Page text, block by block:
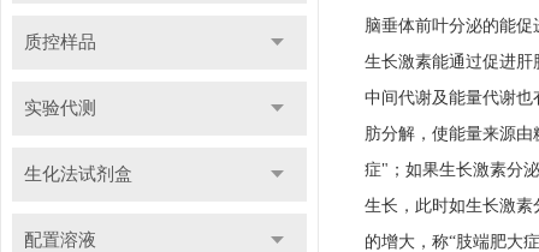
质控样品
实验代测
生化法试剂盒
配置溶液
脑垂体前叶分泌的能促
生长激素能通过促进
中间代谢及能量代谢
肪分解，使能量来源
症"；如果生长激素分
生长，此时如生长激
的增大，称“肢端肥大